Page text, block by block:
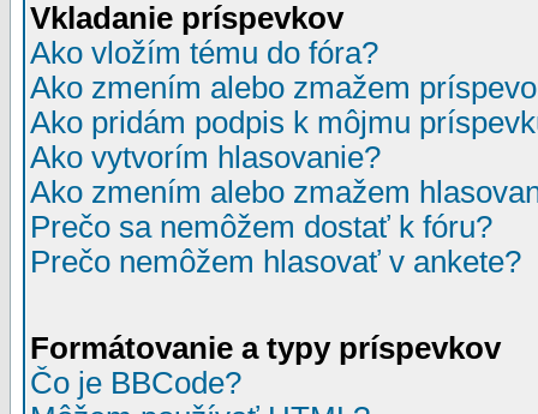
Vkladanie príspevkov
Ako vložím tému do fóra?
Ako zmením alebo zmažem
Ako pridám podpis k môjmu
Ako vytvorím hlasovanie?
Ako zmením alebo zmažem
Prečo sa nemôžem dostať k fóru?
Prečo nemôžem hlasovať v ankete?
Formátovanie a typy príspevkov
Čo je BBCode?